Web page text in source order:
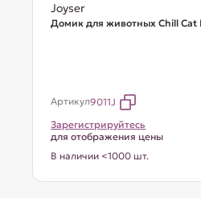
Joyser
Домик для животных Chill Cat
Артикул9011J
Зарегистрируйтесь
для отображения цены
В наличии <1000 шт.